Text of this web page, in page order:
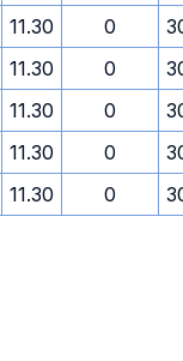
11.30 0
11.30 0
11.30 0
11.30 0
11.30 0